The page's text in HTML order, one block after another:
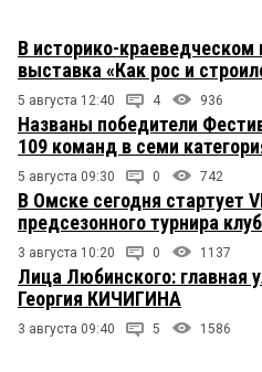
В историко-
выставка «Как рос и
5 августа 12:40 4 936
Названы победители
109 команд в семи
5 августа 09:30 0 742
В Омске сегодня стартует
предсезонного турнира
3 августа 10:20 0 1137
Лица Любинского: главная
Георгия КИЧИГИНА
3 августа 09:40 5 1586